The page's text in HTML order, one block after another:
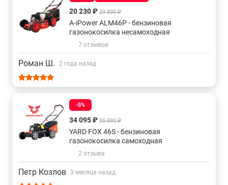
Вес:Аккумуляторные модели легче бензиновых, но
мощность влияет на вес. Для женщин и пожилых людей
рекомендуются легкие модели.
Дополнительные функции:
сбор скошенной травы, а мульчирование обеспечивает
дополнительное удобрение газона.
Тип двигателя:
более долгий срок службы и надежность.
Самоходность:Самоходные модели облегчают работу
на больших участках, позволяя оператору меньше
уставать.
Купить газонокосилки Greenworks 41 см, а также получить
консультацию специалистов вы можете в нашем магазине,
по телефону или непосредственно на сайте с помощью
формы обратной связи или онлайн-консультанта.
20 230 ₽ 23 800 ₽
A-iPower ALM46P - бензиновая
газонокосилка несамоходная
7 отзывов
Роман Ш. 2 года назад
-5%
34 095 ₽ 35 890 ₽
YARD FOX 46S - бензиновая
газонокосилка самоходная
2 отзыва
Петр Козлов 3 месяца назад